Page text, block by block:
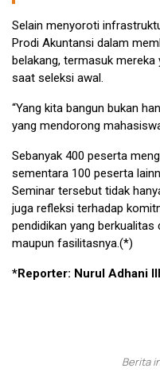
Selain menyoroti
Prodi Akuntansi dalam
belakang, termasuk
saat seleksi awal.
“Yang kita bangun bukan
yang mendorong
Sebanyak 400 peserta
sementara 100 peserta
Seminar tersebut tidak
juga refleksi terhadap
pendidikan yang
maupun fasilitasnya.(*)
*Reporter: Nurul Adhani
Berita